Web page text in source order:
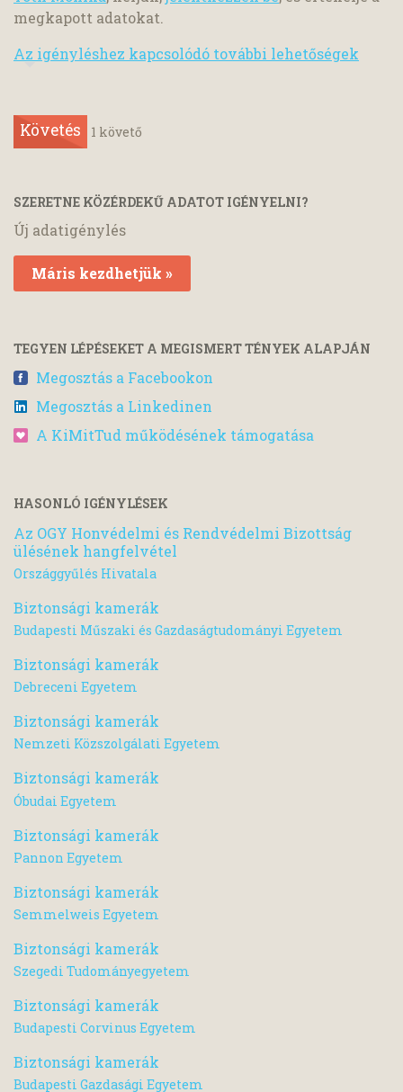
megkapott adatokat.
Az igényléshez kapcsolódó további lehetőségek
Követés 1 követő
SZERETNE KÖZÉRDEKŰ ADATOT IGÉNYELNI?
Új adatigénylés
Máris kezdhetjük »
TEGYEN LÉPÉSEKET A MEGISMERT TÉNYEK ALAPJÁN
Megosztás a Facebookon
Megosztás a Linkedinen
A KiMitTud működésének támogatása
HASONLÓ IGÉNYLÉSEK
Az OGY Honvédelmi és Rendvédelmi Bizottság
ülésének hangfelvétel
Országgyűlés Hivatala
Biztonsági kamerák
Budapesti Műszaki és Gazdaságtudományi Egyetem
Biztonsági kamerák
Debreceni Egyetem
Biztonsági kamerák
Nemzeti Közszolgálati Egyetem
Biztonsági kamerák
Óbudai Egyetem
Biztonsági kamerák
Pannon Egyetem
Biztonsági kamerák
Semmelweis Egyetem
Biztonsági kamerák
Szegedi Tudományegyetem
Biztonsági kamerák
Budapesti Corvinus Egyetem
Biztonsági kamerák
Budapesti Gazdasági Egyetem